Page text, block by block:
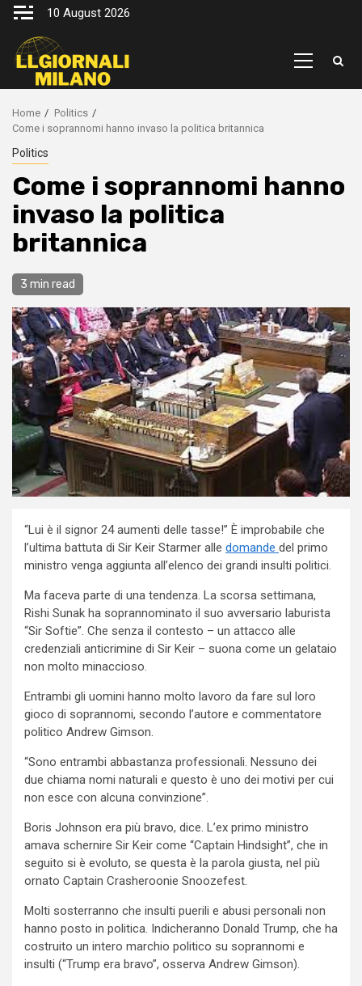
Skip
content
10 August 2026
Primary
Home
Politics
Come i soprannomi hanno invaso la politica britannica
Politics
Come i soprannomi hanno
invaso la politica
britannica
3 min read
“Lui è il signor 24 aumenti delle tasse!” È improbabile che
l’ultima battuta di Sir Keir Starmer alle domande del primo
ministro venga aggiunta all’elenco dei grandi insulti politici.
Ma faceva parte di una tendenza. La scorsa settimana,
Rishi Sunak ha soprannominato il suo avversario laburista
“Sir Softie”. Che senza il contesto – un attacco alle
credenziali anticrimine di Sir Keir – suona come un gelataio
non molto minaccioso.
Entrambi gli uomini hanno molto lavoro da fare sul loro
gioco di soprannomi, secondo l’autore e commentatore
politico Andrew Gimson.
“Sono entrambi abbastanza professionali. Nessuno dei
due chiama nomi naturali e questo è uno dei motivi per cui
non esce con alcuna convinzione”.
Boris Johnson era più bravo, dice. L’ex primo ministro
amava schernire Sir Keir come “Captain Hindsight”, che in
seguito si è evoluto, se questa è la parola giusta, nel più
ornato Captain Crasheroonie Snoozefest.
Molti sosterranno che insulti puerili e abusi personali non
hanno posto in politica. Indicheranno Donald Trump, che ha
costruito un intero marchio politico su soprannomi e
insulti (“Trump era bravo”, osserva Andrew Gimson).